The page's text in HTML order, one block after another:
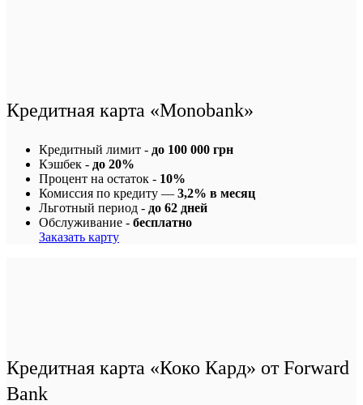
Кредитная карта «Monobank»
Кредитный лимит - до 100 000 грн
Кэшбек - до 20%
Процент на остаток - 10%
Комиссия по кредиту — 3,2% в месяц
Льготный период - до 62 дней
Обслуживание - бесплатно
Заказать карту
Кредитная карта «Коко Кард» от Forward
Bank